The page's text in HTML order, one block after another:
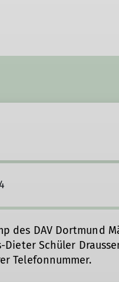
des DAV Dortmund
Schüler
Telefonnummer.